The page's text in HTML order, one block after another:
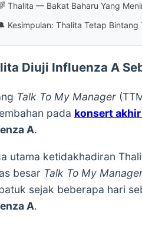
Thalita — Bakat Baharu Yang
Kesimpulan: Thalita Tetap Bintang
Diuji Influenza A
Talk To My Manager
pada konsert
A.
utama ketidakhadiran
besar Talk To My
sejak beberapa hari
A.